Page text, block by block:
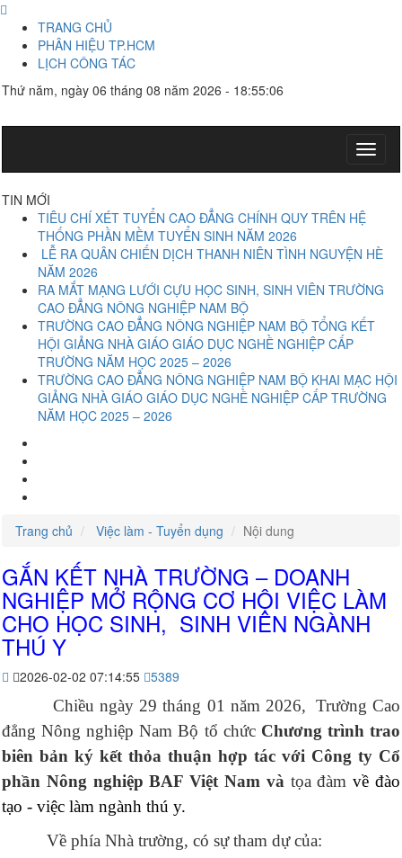
TRANG CHỦ
PHÂN HIỆU TP.HCM
LỊCH CÔNG TÁC
Thứ năm, ngày 06 tháng 08 năm 2026 - 18:55:06
TIN MỚI
TIÊU CHÍ XÉT TUYỂN CAO ĐẲNG CHÍNH QUY TRÊN HỆ
THỐNG PHẦN MỀM TUYỂN SINH NĂM 2026
LỄ RA QUÂN CHIẾN DỊCH THANH NIÊN TÌNH NGUYỆN HÈ
NĂM 2026
RA MẮT MẠNG LƯỚI CỰU HỌC SINH, SINH VIÊN TRƯỜNG
CAO ĐẲNG NÔNG NGHIỆP NAM BỘ
TRƯỜNG CAO ĐẲNG NÔNG NGHIỆP NAM BỘ TỔNG KẾT
HỘI GIẢNG NHÀ GIÁO GIÁO DỤC NGHỀ NGHIỆP CẤP
TRƯỜNG NĂM HỌC 2025 – 2026
TRƯỜNG CAO ĐẲNG NÔNG NGHIỆP NAM BỘ KHAI MẠC HỘI
GIẢNG NHÀ GIÁO GIÁO DỤC NGHỀ NGHIỆP CẤP TRƯỜNG
NĂM HỌC 2025 – 2026
Trang chủ Việc làm - Tuyển dụng Nội dung
GẮN KẾT NHÀ TRƯỜNG – DOANH
NGHIỆP MỞ RỘNG CƠ HỘI VIỆC LÀM
CHO HỌC SINH, SINH VIÊN NGÀNH
THÚ Y
2026-02-02 07:14:55 5389
Chiều ngày 29 tháng 01 năm 2026, Trường Cao
đẳng Nông nghiệp Nam Bộ tổ chức Chương trình trao
biên bản ký kết thỏa thuận hợp tác với Công ty Cổ
phần Nông nghiệp BAF Việt Nam và tọa đàm về đào
tạo - việc làm ngành thú y.
Về phía Nhà trường, có sự tham dự của: